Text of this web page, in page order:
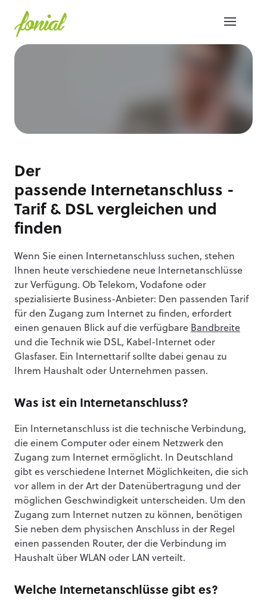
Der
passende Internetanschluss -
Tarif & DSL vergleichen und
finden
Wenn Sie einen Internetanschluss suchen, stehen
Ihnen heute verschiedene neue Internetanschlüsse
zur Verfügung. Ob Telekom, Vodafone oder
spezialisierte Business-Anbieter: Den passenden Tarif
für den Zugang zum Internet zu finden, erfordert
einen genauen Blick auf die verfügbare Bandbreite
und die Technik wie DSL, Kabel-Internet oder
Glasfaser. Ein Internettarif sollte dabei genau zu
Ihrem Haushalt oder Unternehmen passen.
Was ist ein Internetanschluss?
Ein Internetanschluss ist die technische Verbindung,
die einem Computer oder einem Netzwerk den
Zugang zum Internet ermöglicht. In Deutschland
gibt es verschiedene Internet Möglichkeiten, die sich
vor allem in der Art der Datenübertragung und der
möglichen Geschwindigkeit unterscheiden. Um den
Zugang zum Internet nutzen zu können, benötigen
Sie neben dem physischen Anschluss in der Regel
einen passenden Router, der die Verbindung im
Haushalt über WLAN oder LAN verteilt.
Welche Internetanschlüsse gibt es?